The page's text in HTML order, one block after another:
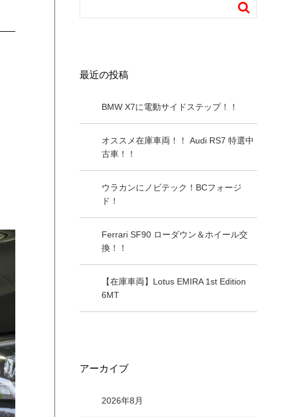

最近の投稿
BMW X7に電動サイドステップ！！
オススメ在庫車両！！ Audi RS7 特選中
古車！！
ウラカンにノビテック！BCフォージ
ド！
Ferrari SF90 ローダウン＆ホイール交
換！！
【在庫車両】Lotus EMIRA 1st Edition
6MT
アーカイブ
2026年8月